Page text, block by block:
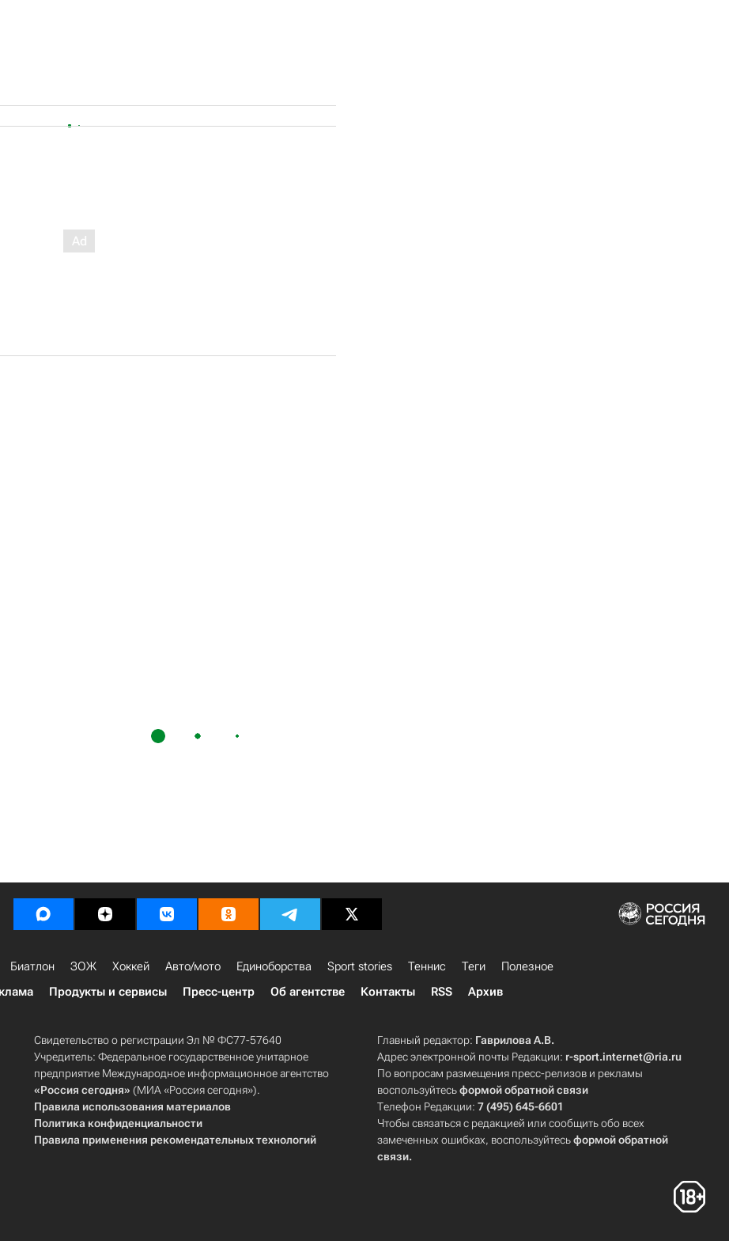
Биатлон ЗОЖ Хоккей Авто/мото Единоборства Sport stories Теннис Теги
Полезное
Продукты и сервисы Пресс-центр Об агентстве Контакты RSS Архив
Свидетельство о регистрации Эл № ФС77-57640
Учредитель: Федеральное государственное унитарное
предприятие Международное информационное агентство
«Россия сегодня» (МИА «Россия сегодня»).
Правила использования материалов
Политика конфиденциальности
Правила применения рекомендательных технологий
Главный редактор: Гаврилова А.В.
Адрес электронной почты Редакции: r-sport.internet@ria.ru
По вопросам размещения пресс-релизов и рекламы
воспользуйтесьформой обратной связи
Телефон Редакции:7 (495) 645-6601
Чтобы связаться с редакцией или сообщить обо всех
замеченных ошибках, воспользуйтесьформой обратной
связи.